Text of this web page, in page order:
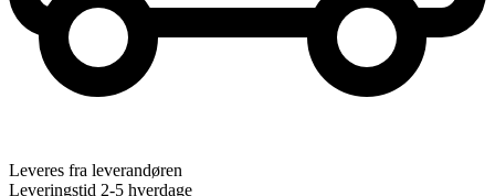
Leveres fra leverandøren
Leveringstid 2-5 hverdage